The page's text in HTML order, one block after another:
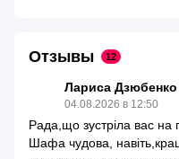
Отзывы 12
Лариса Дзюбенко
04.08.2026 в 12:50
Рада,що зустріла вас на
Шафа чудова,